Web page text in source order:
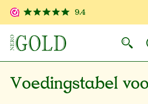
Ga naar de hoofdinhoud
9.4
Voedingstabel